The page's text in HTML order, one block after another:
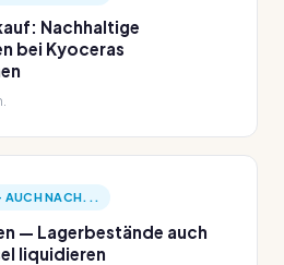
Nachhaltige
bei Kyoceras
AUCH NACH...
— Lagerbestände auch
liquidieren